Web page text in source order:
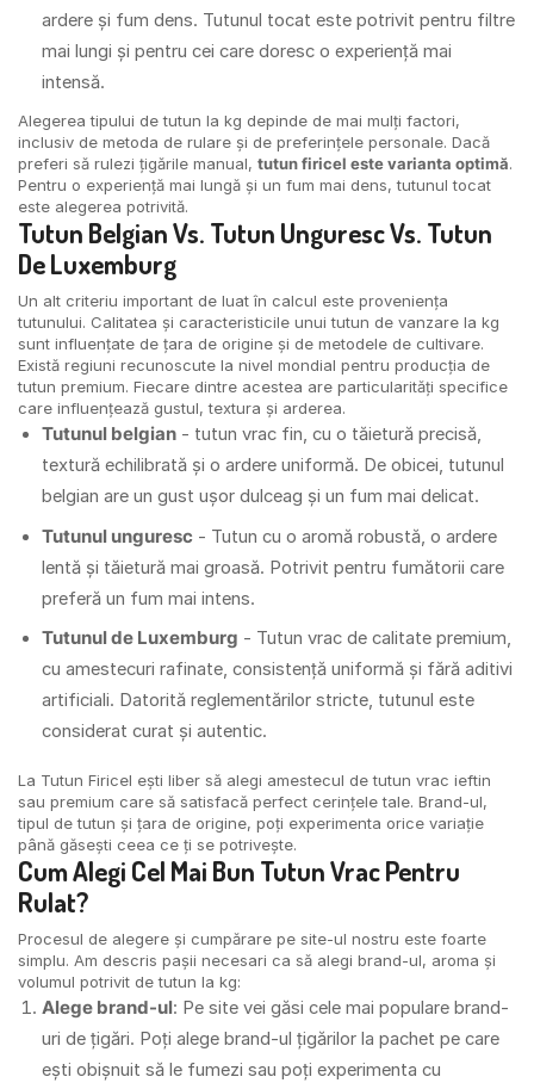
ardere și fum dens. Tutunul tocat este potrivit pentru filtre
mai lungi și pentru cei care doresc o experiență mai
intensă.
Alegerea tipului de tutun la kg depinde de mai mulți factori,
inclusiv de metoda de rulare și de preferințele personale. Dacă
preferi să rulezi țigările manual, tutun firicel este varianta optimă.
Pentru o experiență mai lungă și un fum mai dens, tutunul tocat
este alegerea potrivită.
Tutun Belgian Vs. Tutun Unguresc Vs. Tutun
De Luxemburg
Un alt criteriu important de luat în calcul este proveniența
tutunului. Calitatea și caracteristicile unui tutun de vanzare la kg
sunt influențate de țara de origine și de metodele de cultivare.
Există regiuni recunoscute la nivel mondial pentru producția de
tutun premium. Fiecare dintre acestea are particularități specifice
care influențează gustul, textura și arderea.
Tutunul belgian - tutun vrac fin, cu o tăietură precisă,
textură echilibrată și o ardere uniformă. De obicei, tutunul
belgian are un gust ușor dulceag și un fum mai delicat.
Tutunul unguresc - Tutun cu o aromă robustă, o ardere
lentă și tăietură mai groasă. Potrivit pentru fumătorii care
preferă un fum mai intens.
Tutunul de Luxemburg - Tutun vrac de calitate premium,
cu amestecuri rafinate, consistență uniformă și fără aditivi
artificiali. Datorită reglementărilor stricte, tutunul este
considerat curat și autentic.
La Tutun Firicel ești liber să alegi amestecul de tutun vrac ieftin
sau premium care să satisfacă perfect cerințele tale. Brand-ul,
tipul de tutun și țara de origine, poți experimenta orice variație
până găsești ceea ce ți se potrivește.
Cum Alegi Cel Mai Bun Tutun VracPentru
Rulat?
Procesul de alegere și cumpărare pe site-ul nostru este foarte
simplu. Am descris pașii necesari ca să alegi brand-ul, aroma și
volumul potrivit de tutun la kg:
Alege brand-ul: Pe site vei găsi cele mai populare brand-
uri de țigări. Poți alege brand-ul țigărilor la pachet pe care
ești obișnuit să le fumezi sau poți experimenta cu